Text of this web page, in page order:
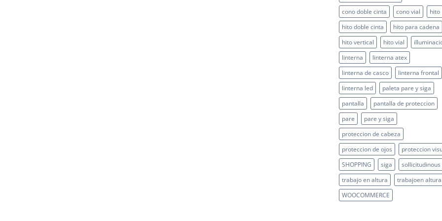
cono doble cinta
cono vial
hito
hito doble cinta
hito para cadena
hito vertical
hito vial
linterna
linterna atex
linterna de casco
linterna frontal
linterna led
paleta pare y siga
pantalla
pantalla de proteccion
pare
pare y siga
proteccion de cabeza
proteccion de ojos
proteccion
SHOPPING
siga
sollicitudinous
trabajo en altura
trabajoen altura
WOOCOMMERCE